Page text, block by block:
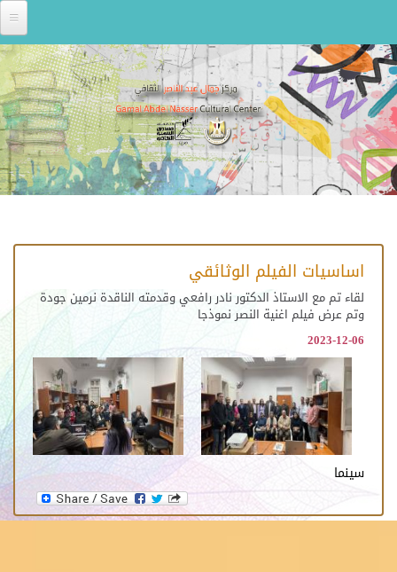
اساسيات الفيلم الوثائقي
لقاء تم مع الاستاذ الدكتور نادر رافعي وقدمته الناقدة نرمين جودة
وتم عرض فيلم اغنية النصر نموذجا
2023-12-06
سينما